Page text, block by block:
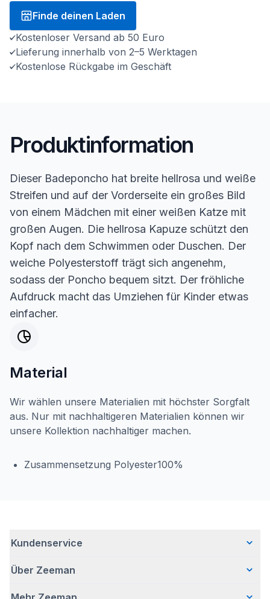
Finde deinen Laden
Kostenloser Versand ab 50 Euro
Lieferung innerhalb von 2–5 Werktagen
Kostenlose Rückgabe im Geschäft
Produktinformation
Dieser Badeponcho hat breite hellrosa und weiße
Streifen und auf der Vorderseite ein großes Bild
von einem Mädchen mit einer weißen Katze mit
großen Augen. Die hellrosa Kapuze schützt den
Kopf nach dem Schwimmen oder Duschen. Der
weiche Polyesterstoff trägt sich angenehm,
sodass der Poncho bequem sitzt. Der fröhliche
Aufdruck macht das Umziehen für Kinder etwas
einfacher.
Material
Wir wählen unsere Materialien mit höchster Sorgfalt
aus. Nur mit nachhaltigeren Materialien können wir
unsere Kollektion nachhaltiger machen.
Zusammensetzung Polyester100%
Kundenservice
Häufig gestellte Fragen
Über Zeeman